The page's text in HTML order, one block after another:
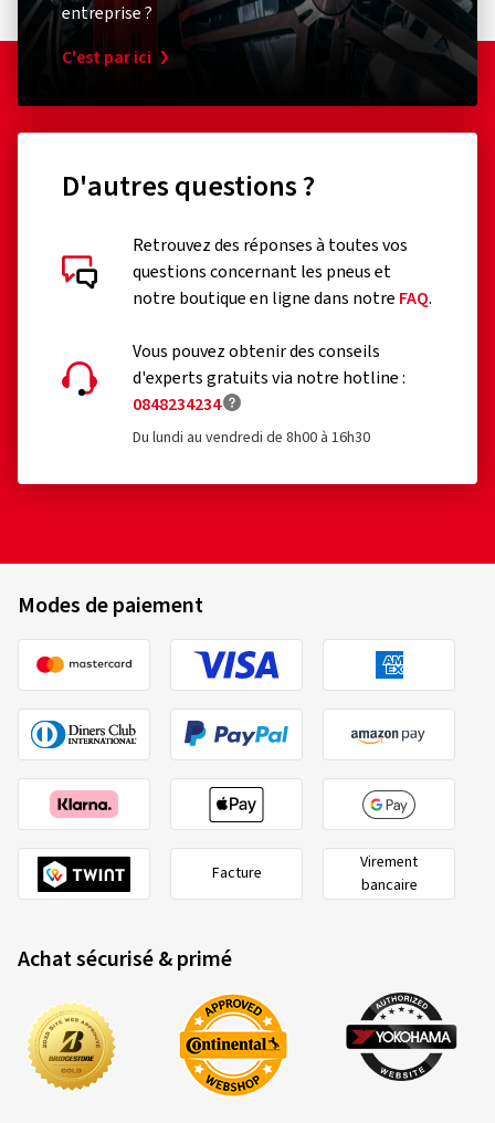
entreprise ?
C'est par ici
D'autres questions ?
Retrouvez des réponses à toutes vos
questions concernant les pneus et
notre boutique en ligne dans notre FAQ.
Vous pouvez obtenir des conseils
d'experts gratuits via notre hotline :
0848234234
Du lundi au vendredi de 8h00 à 16h30
Modes de paiement
Facture
Virement
bancaire
Achat sécurisé & primé